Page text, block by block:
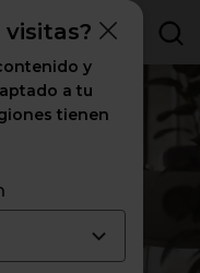
visitas?
y
a tu
tienen